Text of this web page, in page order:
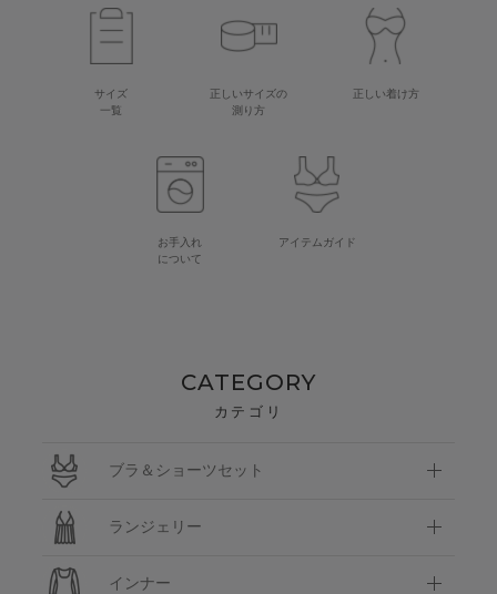
サイズ
一覧
正しいサイズの
測り方
正しい着け方
お手入れ
について
アイテムガイド
CATEGORY
カテゴリ
ブラ＆ショーツセット
ランジェリー
インナー